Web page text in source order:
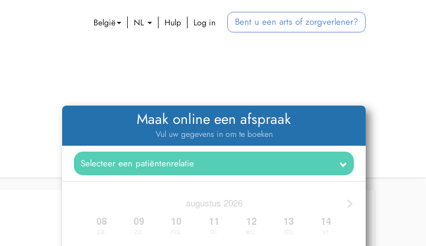
België NL Hulp Log in Bent u een arts of zorgverlener?
Maak online een afspraak
Vul uw gegevens in om te boeken
>
augustus 2026
08 09 10 11 12 13 14